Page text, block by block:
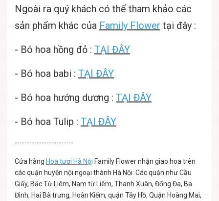
Ngoài ra quý khách có thể tham khảo các
sản phẩm khác của Family Flower tại đây :
- Bó hoa hồng đỏ : TẠI ĐÂY
- Bó hoa babi : TẠI ĐÂY
- Bó hoa hướng dương : TẠI ĐÂY
- Bó hoa Tulip : TẠI ĐÂY
------------------------
Cửa hàng Hoa tươi Hà Nội Family Flower nhận giao hoa trên
các quận huyện nội ngoại thành Hà Nội: Các quận như Cầu
Giấy, Bắc Từ Liêm, Nam từ Liêm, Thanh Xuân, Đống Đa, Ba
Đình, Hai Bà trưng, Hoàn Kiếm, quận Tây Hồ, Quận Hoàng Mai,